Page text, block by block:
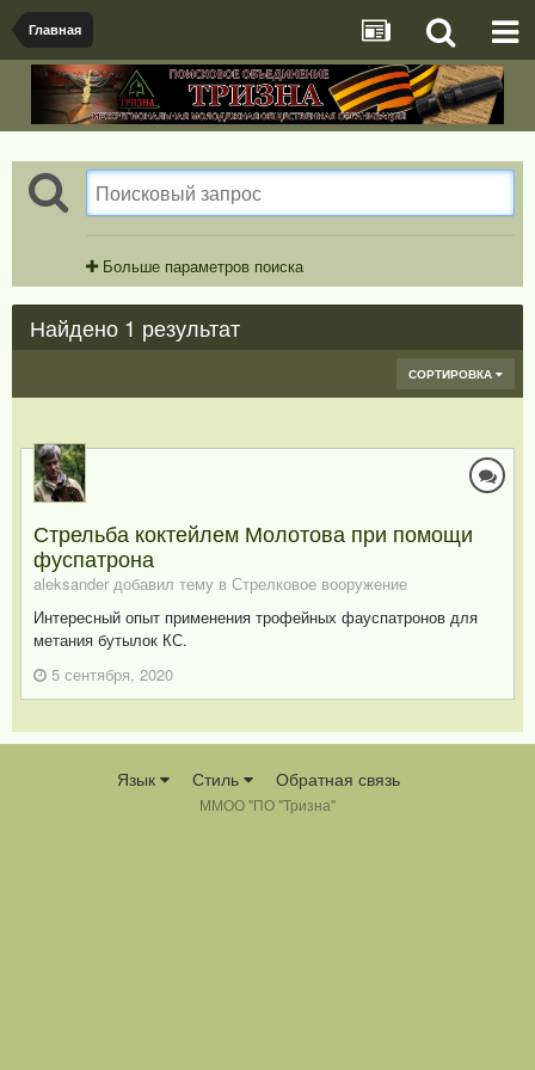
Главная
Больше параметров поиска
Найдено 1 результат
СОРТИРОВКА
Стрельба коктейлем Молотова при помощи
фуспатрона
aleksander добавил тему в Стрелковое вооружение
Интересный опыт применения трофейных фауспатронов для
метания бутылок КС.
5 сентября, 2020
Язык Стиль Обратная связь
ММОО "ПО "Тризна"